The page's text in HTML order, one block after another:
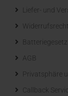
Liefer- und
AGB
Privatsphäre
Callback